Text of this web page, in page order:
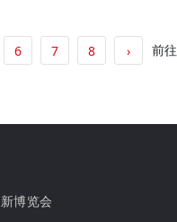
6 7 8 › 前往
博览会